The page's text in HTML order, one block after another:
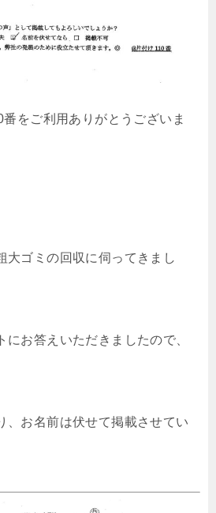
をご利用ありがとうございま
大ゴミの回収に伺ってきまし
にお答えいただきましたので、
お名前は伏せて掲載させてい